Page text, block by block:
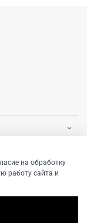
Любое использование
на обработку
работу сайта и